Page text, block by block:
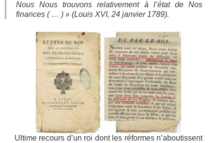
Nous Nous trouvons relativement à l’état de Nos
finances ( … ) » (Louis XVI, 24 janvier 1789).
Ultime recours d’un roi dont les réformes n’aboutissent